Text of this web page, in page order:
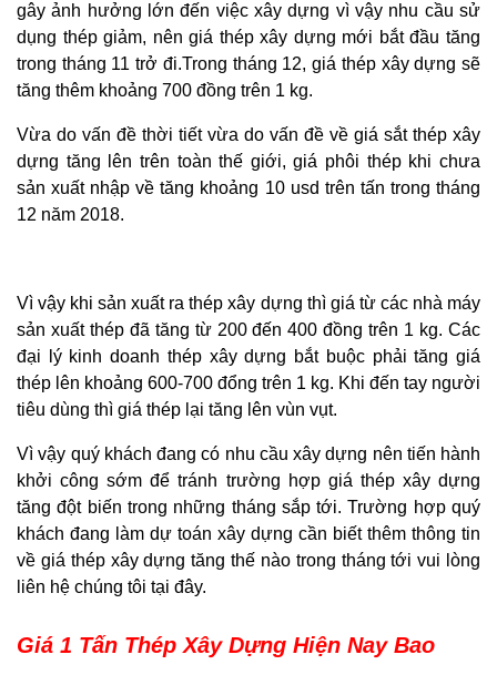
gây ảnh hưởng lớn đến việc xây dựng vì vậy nhu cầu sử
dụng thép giảm, nên giá thép xây dựng mới bắt đầu tăng
trong tháng 11 trở đi.Trong tháng 12, giá thép xây dựng sẽ
tăng thêm khoảng 700 đồng trên 1 kg.
Vừa do vấn đề thời tiết vừa do vấn đề về giá sắt thép xây
dựng tăng lên trên toàn thế giới, giá phôi thép khi chưa
sản xuất nhập về tăng khoảng 10 usd trên tấn trong tháng
12 năm 2018.
Vì vậy khi sản xuất ra thép xây dựng thì giá từ các nhà máy
sản xuất thép đã tăng từ 200 đến 400 đồng trên 1 kg. Các
đại lý kinh doanh thép xây dựng bắt buộc phải tăng giá
thép lên khoảng 600-700 đổng trên 1 kg. Khi đến tay người
tiêu dùng thì giá thép lại tăng lên vùn vụt.
Vì vậy quý khách đang có nhu cầu xây dựng nên tiến hành
khởi công sớm để tránh trường hợp giá thép xây dựng
tăng đột biến trong những tháng sắp tới. Trường hợp quý
khách đang làm dự toán xây dựng cần biết thêm thông tin
về giá thép xây dựng tăng thế nào trong tháng tới vui lòng
liên hệ chúng tôi tại đây.
Giá 1 Tấn Thép Xây Dựng Hiện Nay Bao